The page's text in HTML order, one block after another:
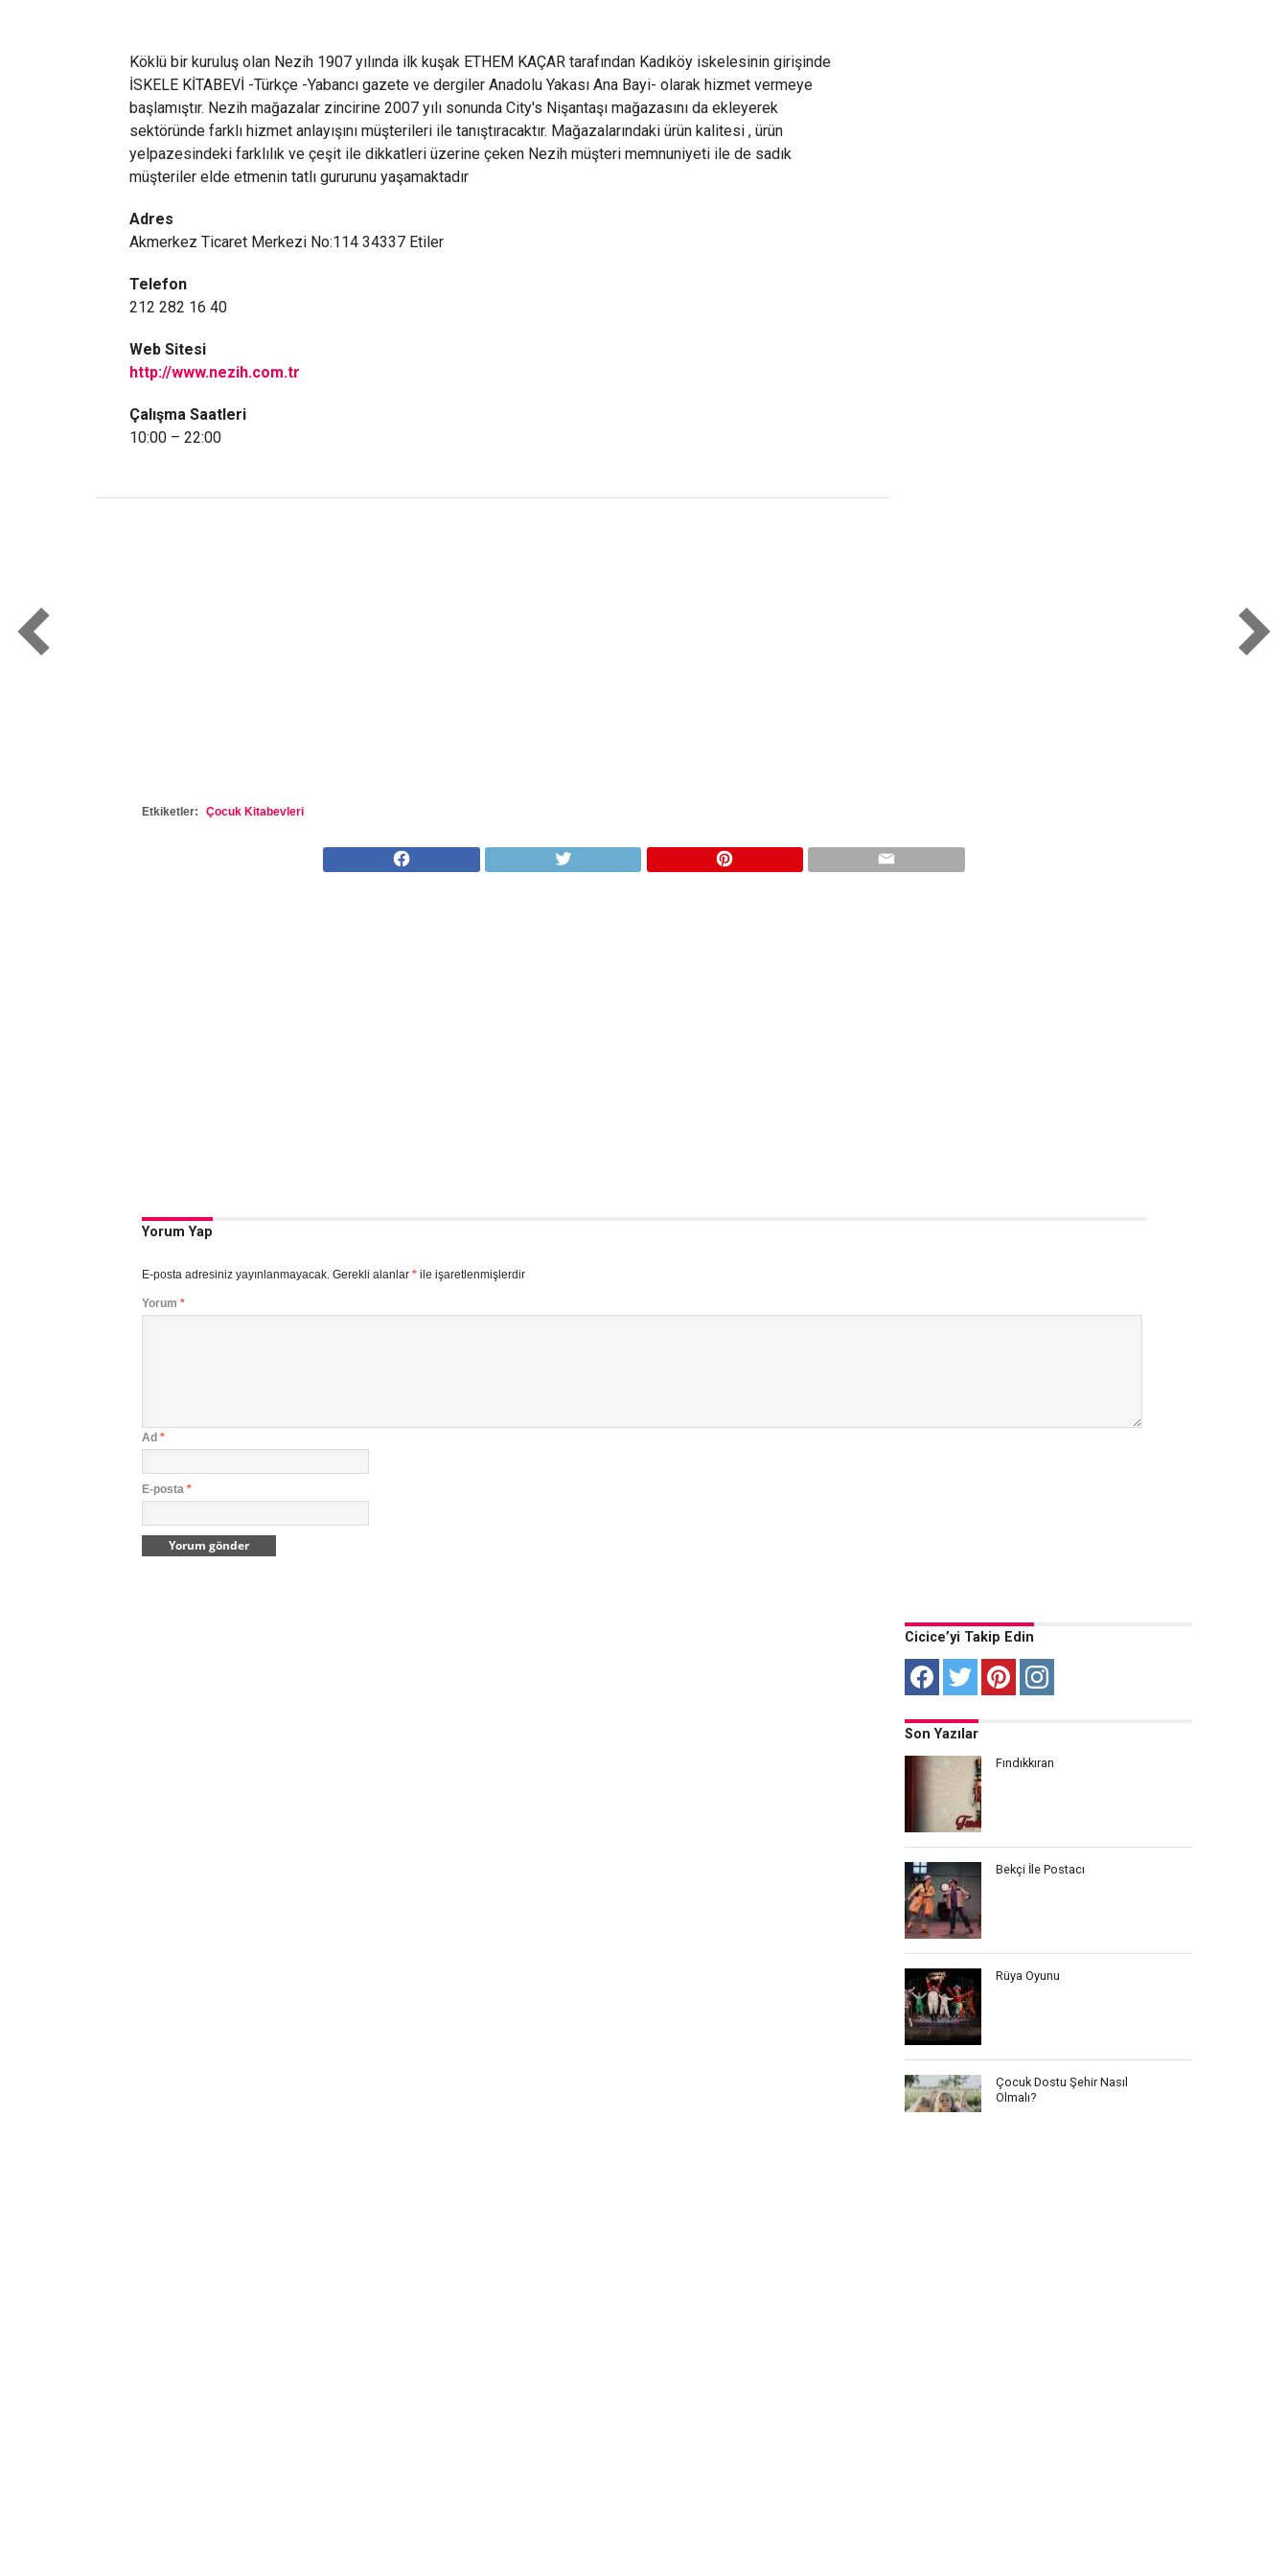
Köklü bir kuruluş olan Nezih 1907 yılında ilk kuşak ETHEM KAÇAR tarafından Kadıköy iskelesinin girişinde
İSKELE KİTABEVİ -Türkçe -Yabancı gazete ve dergiler Anadolu Yakası Ana Bayi- olarak hizmet vermeye
başlamıştır. Nezih mağazalar zincirine 2007 yılı sonunda City's Nişantaşı mağazasını da ekleyerek
sektöründe farklı hizmet anlayışını müşterileri ile tanıştıracaktır. Mağazalarındaki ürün kalitesi , ürün
yelpazesindeki farklılık ve çeşit ile dikkatleri üzerine çeken Nezih müşteri memnuniyeti ile de sadık
müşteriler elde etmenin tatlı gururunu yaşamaktadır
Adres
Akmerkez Ticaret Merkezi No:114 34337 Etiler
Telefon
212 282 16 40
Web Sitesi
http://www.nezih.com.tr
Çalışma Saatleri
10:00 – 22:00
Etkiketler: Çocuk Kitabevleri
Yorum Yap
E-posta adresiniz yayınlanmayacak. Gerekli alanlar *ile işaretlenmişlerdir
Yorum *
Ad *
E-posta *
Cicice’yi Takip Edin
Son Yazılar
Fındıkkıran
Bekçi İle Postacı
Rüya Oyunu
Çocuk Dostu Şehir Nasıl
Olmalı?